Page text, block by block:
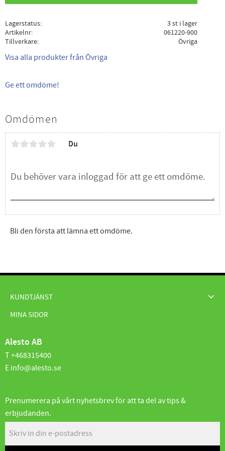
Lagerstatus
3 st i lager
Artikelnr
061220-900
Tillverkare
Övriga
Visa alla produkter från Övriga
Ge ett omdöme!
Omdömen
Du
Bli den första att lämna ett omdöme.
KUNDTJÄNST
MINA SIDOR
Alesto AB
T +468315400
E info@alesto.se
Prenumerera på vårt nyhetsbrev för att ta del av tips &
erbjudanden.